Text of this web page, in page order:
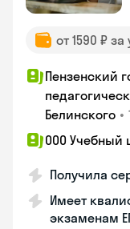
от 1590 ₽ за
Пензенский
Белинского •
ООО Учебный
Получила
Имеет
экзаменам